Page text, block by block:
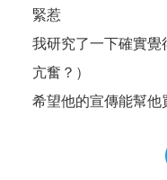
緊惹
我研究了一下確實覺
亢奮？）
希望他的宣傳能幫他